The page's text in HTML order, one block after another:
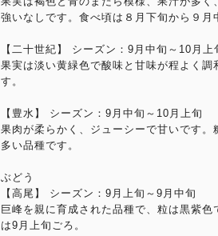
強いなしです。食べ頃は８月下旬から９月
【二十世紀】 シーズン：9月中旬～10月上
果実は淡い黄緑色で酸味と甘味が程よく
す。
【豊水】 シーズン：9月中旬～10月上旬
果肉が柔らかく、ジューシーで甘いです
多い品種です。
ぶどう
【高尾】 シーズン：9月上旬～9月中旬
巨峰を親に育成された品種で、粒は黒紫
は9月上旬ごろ。